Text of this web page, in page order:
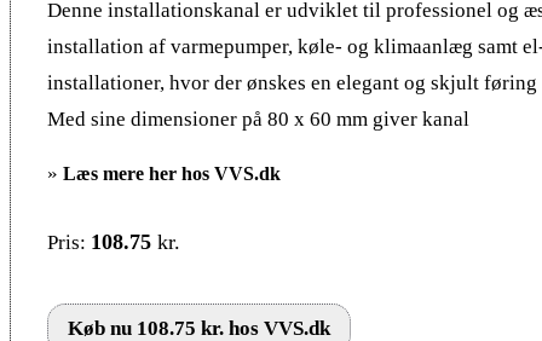
Denne installationskanal er udviklet til professionel og
installation af varmepumper, køle- og klimaanlæg samt
installationer, hvor der ønskes en elegant og skjult
Med sine dimensioner på 80 x 60 mm giver kanal
» Læs mere her hos VVS.dk
Pris: 108.75 kr.
Køb nu 108.75 kr. hos VVS.dk